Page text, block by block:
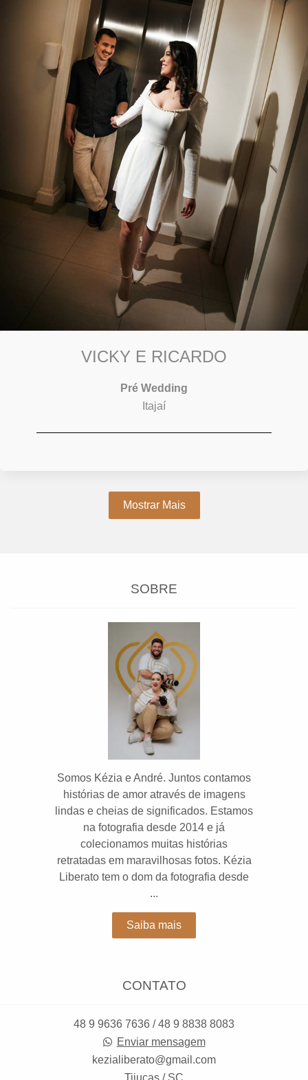
VICKY E RICARDO
Pré Wedding
Itajaí
Mostrar Mais
SOBRE
Somos Kézia e André. Juntos contamos
histórias de amor através de imagens
lindas e cheias de significados. Estamos
na fotografia desde 2014 e já
colecionamos muitas histórias
retratadas em maravilhosas fotos. Kézia
Liberato tem o dom da fotografia desde
...
Saiba mais
CONTATO
48 9 9636 7636 / 48 9 8838 8083
Enviar mensagem
kezialiberato@gmail.com
Tijucas / SC